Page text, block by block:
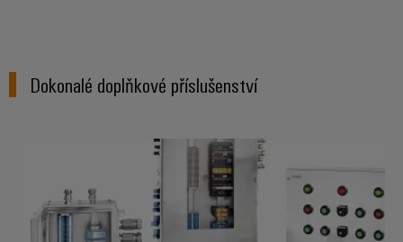
Dokonalé doplňkové příslušenství
Zákaznická řešení skříně